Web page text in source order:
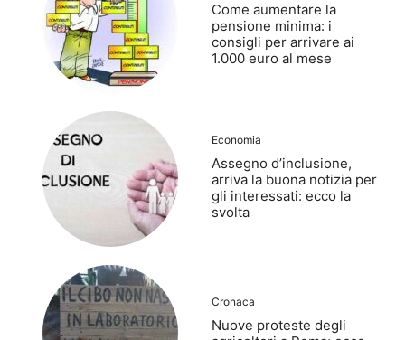
Come aumentare la
pensione minima: i
consigli per arrivare ai
1.000 euro al mese
Economia
Assegno d’inclusione,
arriva la buona notizia per
gli interessati: ecco la
svolta
Cronaca
Nuove proteste degli